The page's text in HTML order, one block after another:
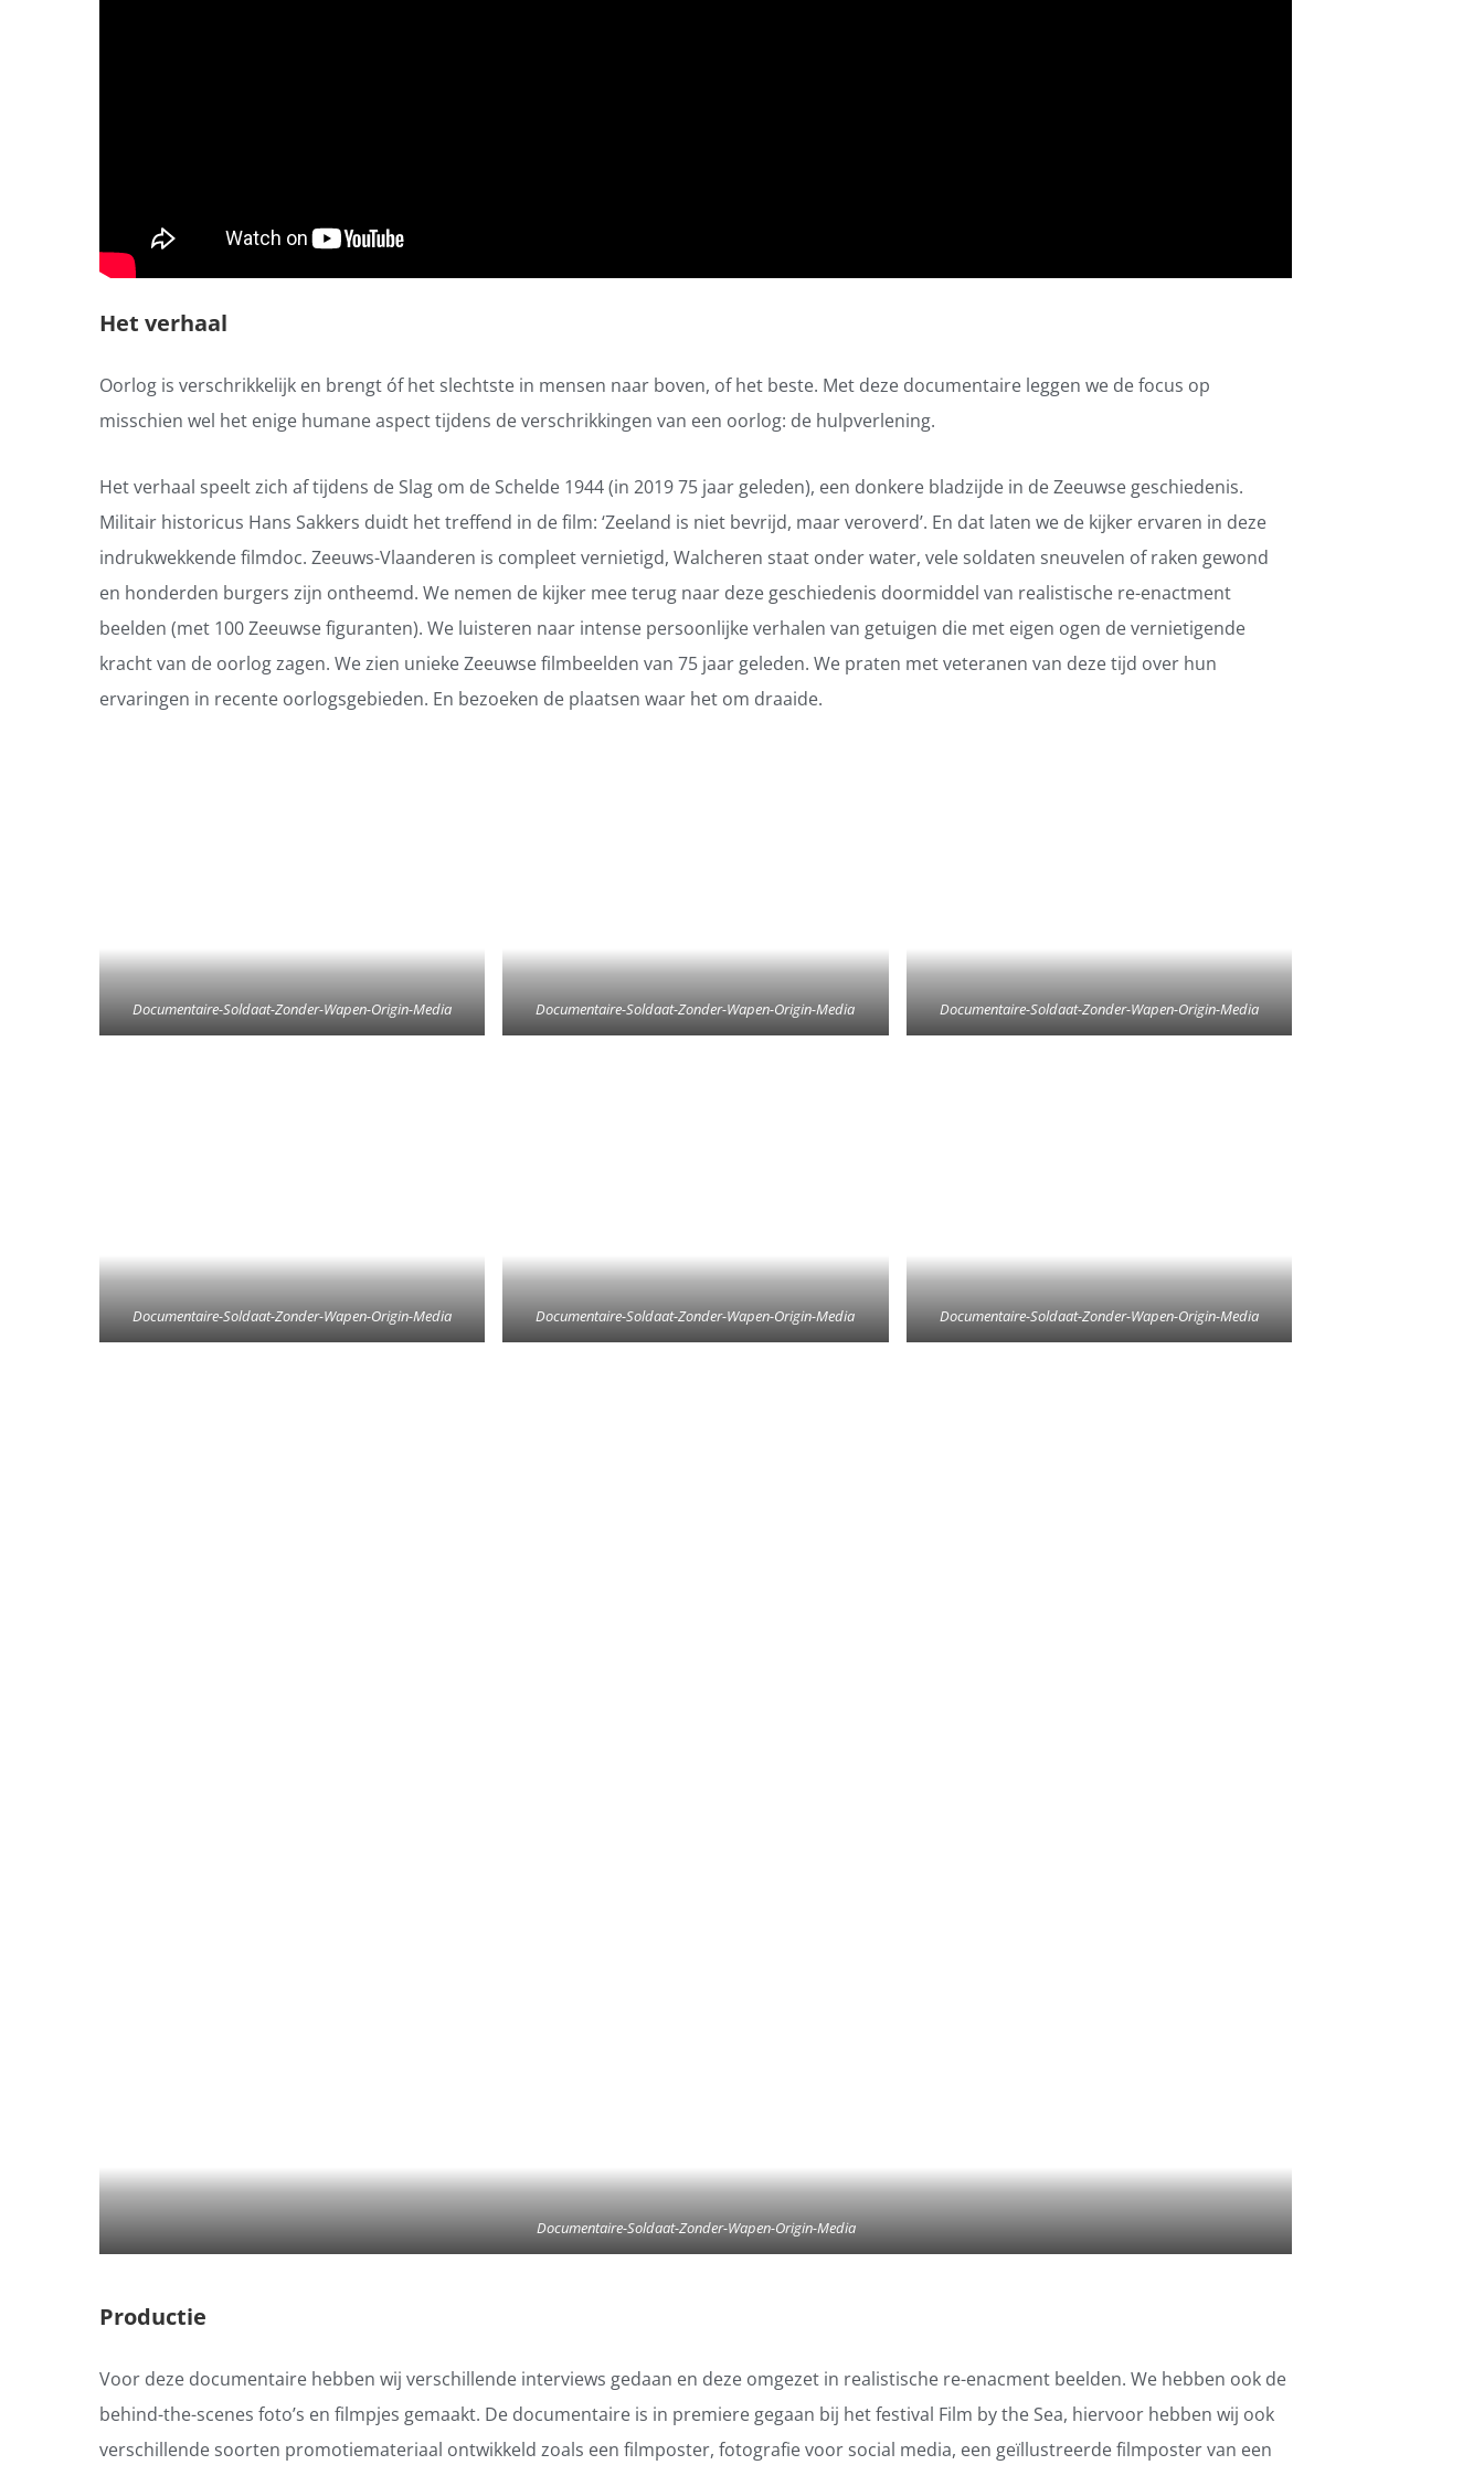
Het verhaal
Oorlog is verschrikkelijk en brengt óf het slechtste in mensen naar boven, of het beste. Met deze documentaire leggen we de focus op
misschien wel het enige humane aspect tijdens de verschrikkingen van een oorlog: de hulpverlening.
Het verhaal speelt zich af tijdens de Slag om de Schelde 1944 (in 2019 75 jaar geleden), een donkere bladzijde in de Zeeuwse geschiedenis.
Militair historicus Hans Sakkers duidt het treffend in de film: ‘Zeeland is niet bevrijd, maar veroverd’. En dat laten we de kijker ervaren in deze
indrukwekkende filmdoc. Zeeuws-Vlaanderen is compleet vernietigd, Walcheren staat onder water, vele soldaten sneuvelen of raken gewond
en honderden burgers zijn ontheemd. We nemen de kijker mee terug naar deze geschiedenis doormiddel van realistische re-enactment
beelden (met 100 Zeeuwse figuranten). We luisteren naar intense persoonlijke verhalen van getuigen die met eigen ogen de vernietigende
kracht van de oorlog zagen. We zien unieke Zeeuwse filmbeelden van 75 jaar geleden. We praten met veteranen van deze tijd over hun
ervaringen in recente oorlogsgebieden. En bezoeken de plaatsen waar het om draaide.
Documentaire-Soldaat-Zonder-Wapen-Origin-Media Documentaire-Soldaat-Zonder-Wapen-Origin-Media Documentaire-Soldaat-Zonder-Wapen-Origin-Media
Documentaire-Soldaat-Zonder-Wapen-Origin-Media Documentaire-Soldaat-Zonder-Wapen-Origin-Media Documentaire-Soldaat-Zonder-Wapen-Origin-Media
Documentaire-Soldaat-Zonder-Wapen-Origin-Media
Productie
Voor deze documentaire hebben wij verschillende interviews gedaan en deze omgezet in realistische re-enacment beelden. We hebben ook de
behind-the-scenes foto’s en filmpjes gemaakt. De documentaire is in premiere gegaan bij het festival Film by the Sea, hiervoor hebben wij ook
verschillende soorten promotiemateriaal ontwikkeld zoals een filmposter, fotografie voor social media, een geïllustreerde filmposter van een